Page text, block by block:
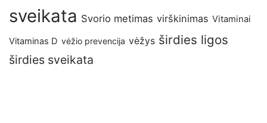
sveikata Svorio metimas virškinimas Vitaminai
Vitaminas D vėžio prevencija vėžys širdies ligos
širdies sveikata